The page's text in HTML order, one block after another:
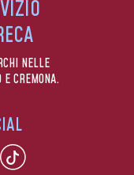
NELLE
E CREMONA.